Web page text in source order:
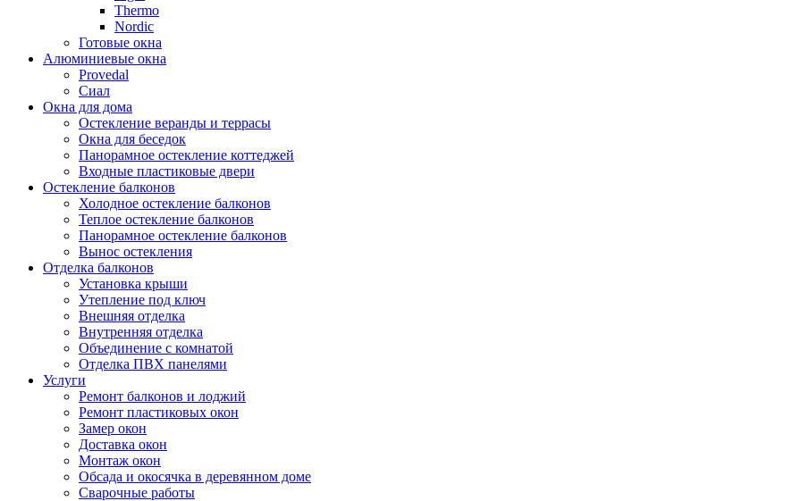
Thermo
Nordic
Готовые окна
Алюминиевые окна
Provedal
Сиал
Окна для дома
Остекление веранды и террасы
Окна для беседок
Панорамное остекление коттеджей
Входные пластиковые двери
Остекление балконов
Холодное остекление балконов
Теплое остекление балконов
Панорамное остекление балконов
Вынос остекления
Отделка балконов
Установка крыши
Утепление под ключ
Внешняя отделка
Внутренняя отделка
Объединение с комнатой
Отделка ПВХ панелями
Услуги
Ремонт балконов и лоджий
Ремонт пластиковых окон
Замер окон
Доставка окон
Монтаж окон
Обсада и окосячка в деревянном доме
Сварочные работы